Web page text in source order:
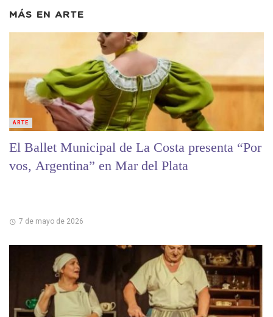
MÁS EN ARTE
El Ballet Municipal de La Costa presenta “Por
vos, Argentina” en Mar del Plata
7 de mayo de 2026
ARTE